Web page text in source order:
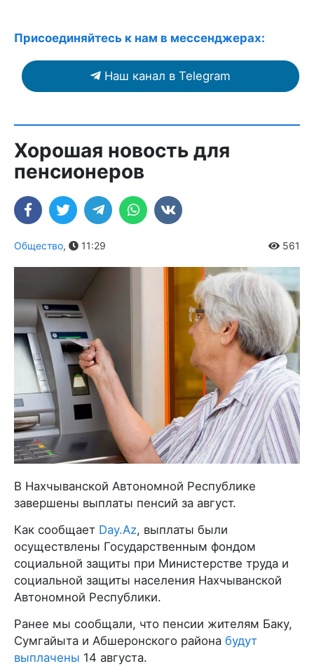
Присоединяйтесь к нам в мессенджерах:
Наш канал в Telegram
Хорошая новость для
пенсионеров
Общество, 11:29 561
В Нахчыванской Автономной Республике
завершены выплаты пенсий за август.
Как сообщает Day.Az, выплаты были
осуществлены Государственным фондом
социальной защиты при Министерстве труда и
социальной защиты населения Нахчыванской
Автономной Республики.
Ранее мы сообщали, что пенсии жителям Баку,
Сумгайыта и Абшеронского района будут
выплачены 14 августа.